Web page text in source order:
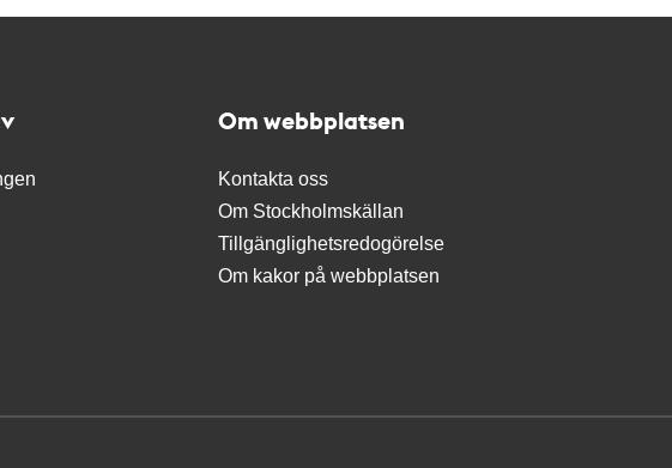
Om webbplatsen
Kontakta oss
Om Stockholmskällan
Tillgänglighetsredogörelse
Om kakor på webbplatsen